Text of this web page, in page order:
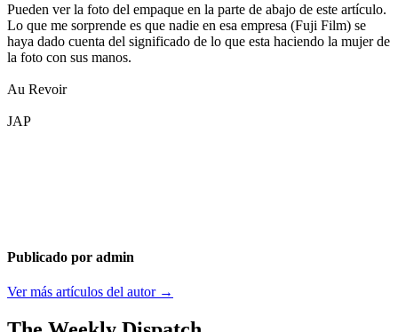
Pueden ver la foto del empaque en la parte de abajo de este artículo.
Lo que me sorprende es que nadie en esa empresa (Fuji Film) se
haya dado cuenta del significado de lo que esta haciendo la mujer de
la foto con sus manos.
Au Revoir
JAP
Publicado por admin
Ver más artículos del autor →